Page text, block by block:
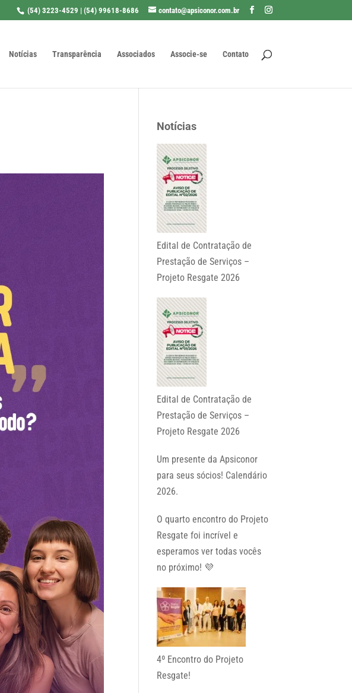
(54) 3223-4529 | (54) 99618-8686 contato@apsiconor.com.br
Notícias Transparência Associados Associe-se Contato
Notícias
Edital de Contratação de
Prestação de Serviços –
Projeto Resgate 2026
Edital de Contratação de
Prestação de Serviços –
Projeto Resgate 2026
Um presente da Apsiconor
para seus sócios! Calendário
2026.
O quarto encontro do Projeto
Resgate foi incrível e
esperamos ver todas vocês
no próximo! 💜
4º Encontro do Projeto
Resgate!